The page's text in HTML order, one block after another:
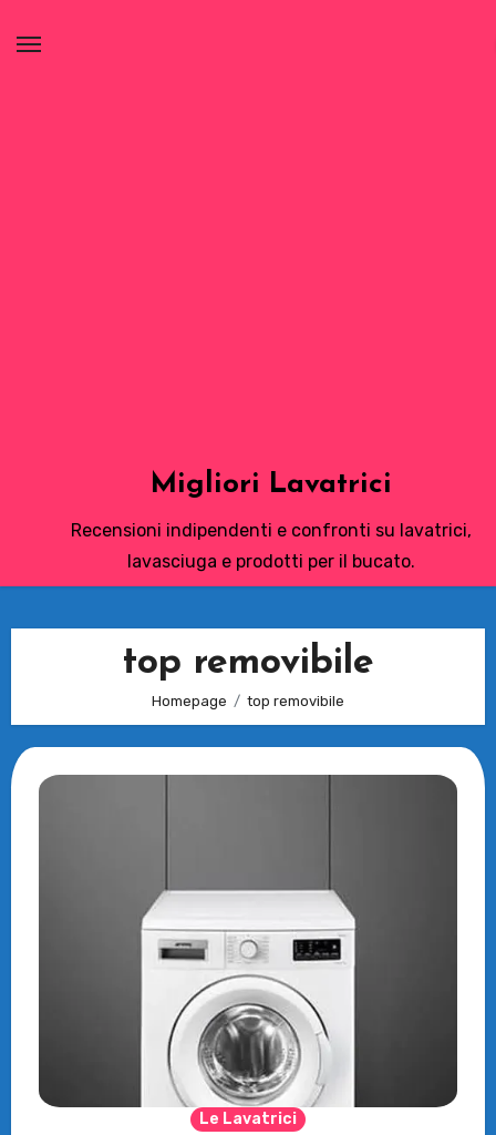
Migliori Lavatrici
Recensioni indipendenti e confronti su lavatrici,
lavasciuga e prodotti per il bucato.
top removibile
Homepage top removibile
Le Lavatrici